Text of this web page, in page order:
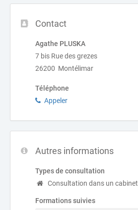
Contact
Agathe PLUSKA
7 bis Rue des grezes
26200 Montélimar
Téléphone
Appeler
Autres informations
Types de consultation
Consultation dans un cabinet
Formations suivies